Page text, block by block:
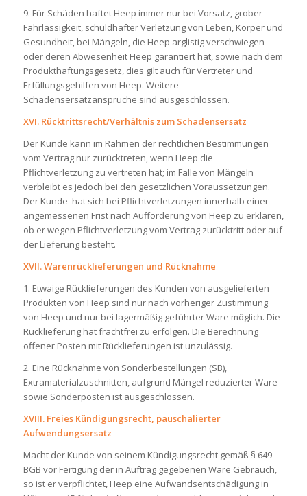
9. Für Schäden haftet Heep immer nur bei Vorsatz, grober
Fahrlässigkeit, schuldhafter Verletzung von Leben, Körper und
Gesundheit, bei Mängeln, die Heep arglistig verschwiegen
oder deren Abwesenheit Heep garantiert hat, sowie nach dem
Produkthaftungsgesetz, dies gilt auch für Vertreter und
Erfüllungsgehilfen von Heep. Weitere
Schadensersatzansprüche sind ausgeschlossen.
XVI. Rücktrittsrecht/Verhältnis zum Schadensersatz
Der Kunde kann im Rahmen der rechtlichen Bestimmungen
vom Vertrag nur zurücktreten, wenn Heep die
Pflichtverletzung zu vertreten hat; im Falle von Mängeln
verbleibt es jedoch bei den gesetzlichen Voraussetzungen.
Der Kunde hat sich bei Pflichtverletzungen innerhalb einer
angemessenen Frist nach Aufforderung von Heep zu erklären,
ob er wegen Pflichtverletzung vom Vertrag zurücktritt oder auf
der Lieferung besteht.
XVII. Warenrücklieferungen und Rücknahme
1. Etwaige Rücklieferungen des Kunden von ausgelieferten
Produkten von Heep sind nur nach vorheriger Zustimmung
von Heep und nur bei lagermäßig geführter Ware möglich. Die
Rücklieferung hat frachtfrei zu erfolgen. Die Berechnung
offener Posten mit Rücklieferungen ist unzulässig.
2. Eine Rücknahme von Sonderbestellungen (SB),
Extramaterialzuschnitten, aufgrund Mängel reduzierter Ware
sowie Sonderposten ist ausgeschlossen.
XVIII. Freies Kündigungsrecht, pauschalierter
Aufwendungsersatz
Macht der Kunde von seinem Kündigungsrecht gemäß § 649
BGB vor Fertigung der in Auftrag gegebenen Ware Gebrauch,
so ist er verpflichtet, Heep eine Aufwandsentschädigung in